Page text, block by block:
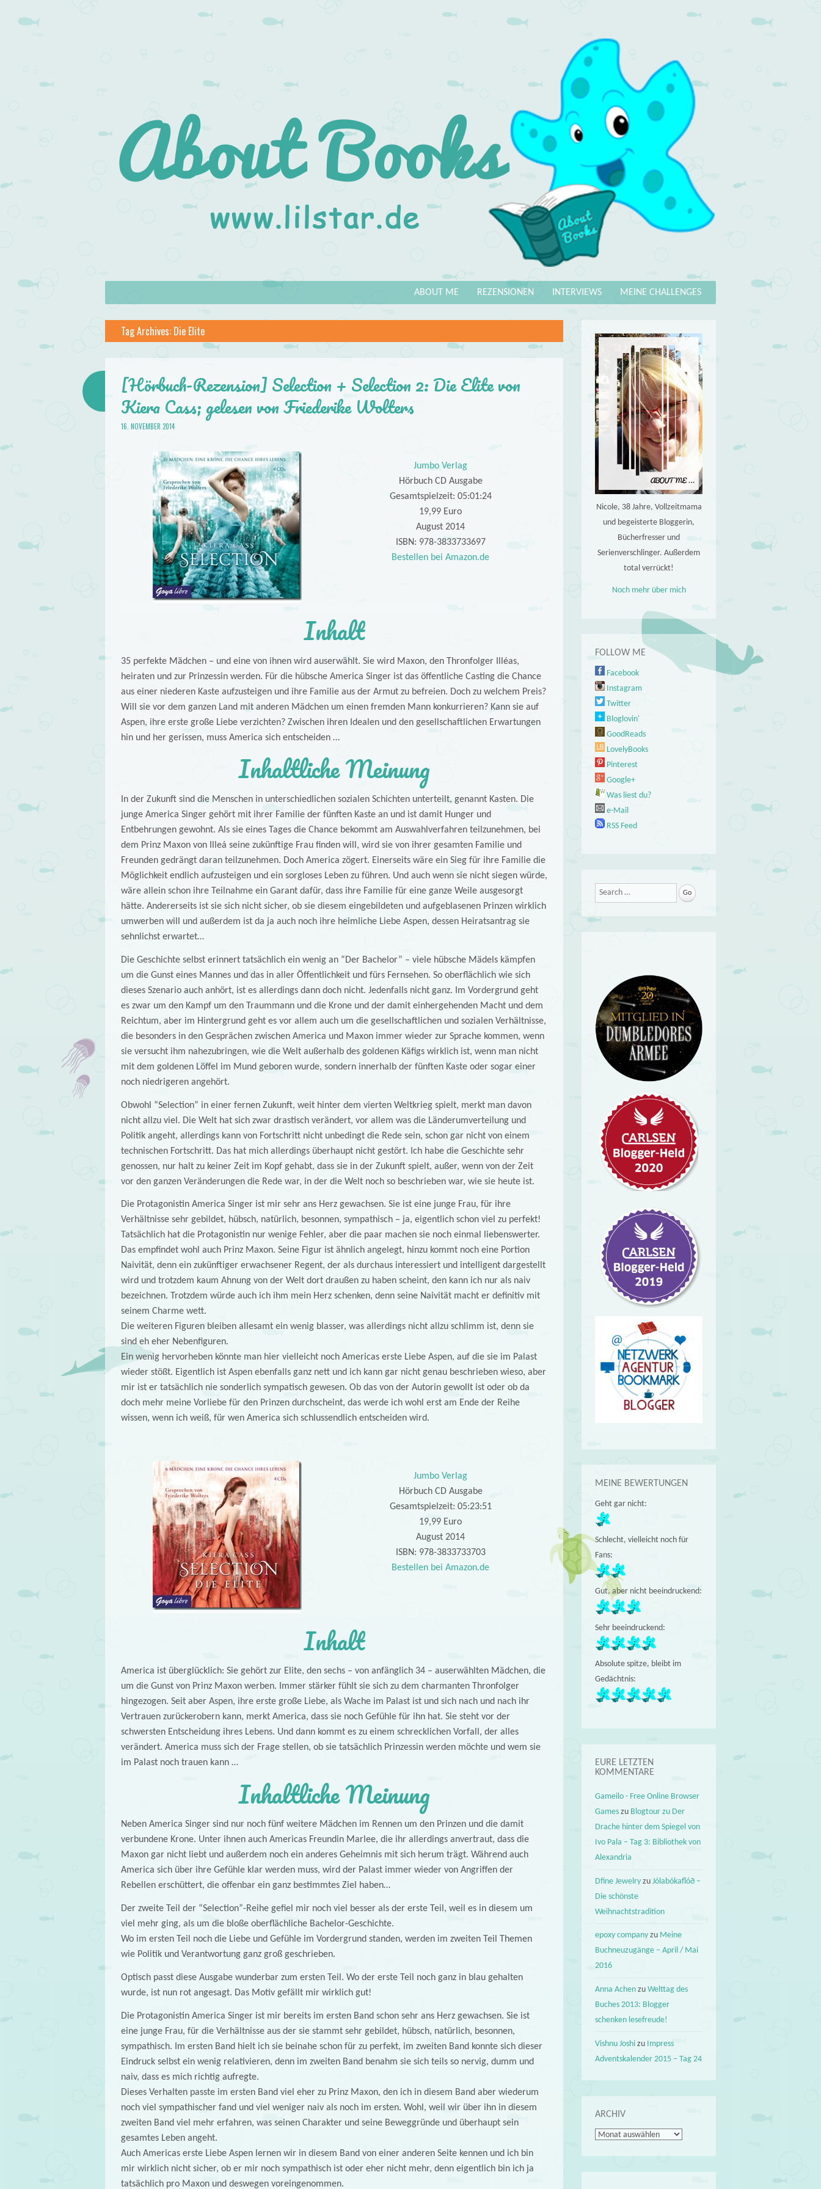
About
Books
Menu MEINE CHALLENGES
INTERVIEWS
REZENSIONEN
ABOUT ME
Tag Archives: Die Elite
[Hörbuch-Rezension] Selection + Selection 2: Die Elite von
Kiera Cass; gelesen von Friederike Wolters
16. NOVEMBER 2014
Jumbo Verlag
Hörbuch CD Ausgabe
Gesamtspielzeit: 05:01:24
19,99 Euro
August 2014
ISBN: 978-3833733697
Bestellen bei Amazon.de
Inhalt
35 perfekte Mädchen – und eine von ihnen wird auserwählt. Sie wird Maxon, den Thronfolger Illéas,
heiraten und zur Prinzessin werden. Für die hübsche America Singer ist das öffentliche Casting die Chance
aus einer niederen Kaste aufzusteigen und ihre Familie aus der Armut zu befreien. Doch zu welchem Preis?
Will sie vor dem ganzen Land mit anderen Mädchen um einen fremden Mann konkurrieren? Kann sie auf
Aspen, ihre erste große Liebe verzichten? Zwischen ihren Idealen und den gesellschaftlichen Erwartungen
hin und her gerissen, muss America sich entscheiden …
Inhaltliche Meinung
In der Zukunft sind die Menschen in unterschiedlichen sozialen Schichten unterteilt, genannt Kasten. Die
junge America Singer gehört mit ihrer Familie der fünften Kaste an und ist damit Hunger und
Entbehrungen gewohnt. Als sie eines Tages die Chance bekommt am Auswahlverfahren teilzunehmen, bei
dem Prinz Maxon von Illeá seine zukünftige Frau finden will, wird sie von ihrer gesamten Familie und
Freunden gedrängt daran teilzunehmen. Doch America zögert. Einerseits wäre ein Sieg für ihre Familie die
Möglichkeit endlich aufzusteigen und ein sorgloses Leben zu führen. Und auch wenn sie nicht siegen würde,
wäre allein schon ihre Teilnahme ein Garant dafür, dass ihre Familie für eine ganze Weile ausgesorgt
hätte. Andererseits ist sie sich nicht sicher, ob sie diesem eingebildeten und aufgeblasenen Prinzen wirklich
umwerben will und außerdem ist da ja auch noch ihre heimliche Liebe Aspen, dessen Heiratsantrag sie
sehnlichst erwartet…
Die Geschichte selbst erinnert tatsächlich ein wenig an “Der Bachelor” – viele hübsche Mädels kämpfen
um die Gunst eines Mannes und das in aller Öffentlichkeit und fürs Fernsehen. So oberflächlich wie sich
dieses Szenario auch anhört, ist es allerdings dann doch nicht. Jedenfalls nicht ganz. Im Vordergrund geht
es zwar um den Kampf um den Traummann und die Krone und der damit einhergehenden Macht und dem
Reichtum, aber im Hintergrund geht es vor allem auch um die gesellschaftlichen und sozialen Verhältnisse,
die besonders in den Gesprächen zwischen America und Maxon immer wieder zur Sprache kommen, wenn
sie versucht ihm nahezubringen, wie die Welt außerhalb des goldenen Käfigs wirklich ist, wenn man nicht
mit dem goldenen Löffel im Mund geboren wurde, sondern innerhalb der fünften Kaste oder sogar einer
noch niedrigeren angehört.
Obwohl “Selection” in einer fernen Zukunft, weit hinter dem vierten Weltkrieg spielt, merkt man davon
nicht allzu viel. Die Welt hat sich zwar drastisch verändert, vor allem was die Länderumverteilung und
Politik angeht, allerdings kann von Fortschritt nicht unbedingt die Rede sein, schon gar nicht von einem
technischen Fortschritt. Das hat mich allerdings überhaupt nicht gestört. Ich habe die Geschichte sehr
genossen, nur halt zu keiner Zeit im Kopf gehabt, dass sie in der Zukunft spielt, außer, wenn von der Zeit
vor den ganzen Veränderungen die Rede war, in der die Welt noch so beschrieben war, wie sie heute ist.
Die Protagonistin America Singer ist mir sehr ans Herz gewachsen. Sie ist eine junge Frau, für ihre
Verhältnisse sehr gebildet, hübsch, natürlich, besonnen, sympathisch – ja, eigentlich schon viel zu perfekt!
Tatsächlich hat die Protagonistin nur wenige Fehler, aber die paar machen sie noch einmal liebenswerter.
Das empfindet wohl auch Prinz Maxon. Seine Figur ist ähnlich angelegt, hinzu kommt noch eine Portion
Naivität, denn ein zukünftiger erwachsener Regent, der als durchaus interessiert und intelligent dargestellt
wird und trotzdem kaum Ahnung von der Welt dort draußen zu haben scheint, den kann ich nur als naiv
bezeichnen. Trotzdem würde auch ich ihm mein Herz schenken, denn seine Naivität macht er definitiv mit
seinem Charme wett.
Die weiteren Figuren bleiben allesamt ein wenig blasser, was allerdings nicht allzu schlimm ist, denn sie
sind eh eher Nebenfiguren.
Ein wenig hervorheben könnte man hier vielleicht noch Americas erste Liebe Aspen, auf die sie im Palast
wieder stößt. Eigentlich ist Aspen ebenfalls ganz nett und ich kann gar nicht genau beschrieben wieso, aber
mir ist er tatsächlich nie sonderlich sympatisch gewesen. Ob das von der Autorin gewollt ist oder ob da
doch mehr meine Vorliebe für den Prinzen durchscheint, das werde ich wohl erst am Ende der Reihe
wissen, wenn ich weiß, für wen America sich schlussendlich entscheiden wird.
Jumbo Verlag
Hörbuch CD Ausgabe
Gesamtspielzeit: 05:23:51
19,99 Euro
August 2014
ISBN: 978-3833733703
Bestellen bei Amazon.de
Inhalt
America ist überglücklich: Sie gehört zur Elite, den sechs – von anfänglich 34 – auserwählten Mädchen, die
um die Gunst von Prinz Maxon werben. Immer stärker fühlt sie sich zu dem charmanten Thronfolger
hingezogen. Seit aber Aspen, ihre erste große Liebe, als Wache im Palast ist und sich nach und nach ihr
Vertrauen zurückerobern kann, merkt America, dass sie noch Gefühle für ihn hat. Sie steht vor der
schwersten Entscheidung ihres Lebens. Und dann kommt es zu einem schrecklichen Vorfall, der alles
verändert. America muss sich der Frage stellen, ob sie tatsächlich Prinzessin werden möchte und wem sie
im Palast noch trauen kann …
Inhaltliche Meinung
Neben America Singer sind nur noch fünf weitere Mädchen im Rennen um den Prinzen und die damit
verbundene Krone. Unter ihnen auch Americas Freundin Marlee, die ihr allerdings anvertraut, dass die
Maxon gar nicht liebt und außerdem noch ein anderes Geheimnis mit sich herum trägt. Während auch
America sich über ihre Gefühle klar werden muss, wird der Palast immer wieder von Angriffen der
Rebellen erschüttert, die offenbar ein ganz bestimmtes Ziel haben…
Der zweite Teil der “Selection”-Reihe gefiel mir noch viel besser als der erste Teil, weil es in diesem um
viel mehr ging, als um die bloße oberflächliche Bachelor-Geschichte.
Wo im ersten Teil noch die Liebe und Gefühle im Vordergrund standen, werden im zweiten Teil Themen
wie Politik und Verantwortung ganz groß geschrieben.
Optisch passt diese Ausgabe wunderbar zum ersten Teil. Wo der erste Teil noch ganz in blau gehalten
wurde, ist nun rot angesagt. Das Motiv gefällt mir wirklich gut!
Die Protagonistin America Singer ist mir bereits im ersten Band schon sehr ans Herz gewachsen. Sie ist
eine junge Frau, für die Verhältnisse aus der sie stammt sehr gebildet, hübsch, natürlich, besonnen,
sympathisch. Im ersten Band hielt ich sie beinahe schon für zu perfekt, im zweiten Band konnte sich dieser
Eindruck selbst ein wenig relativieren, denn im zweiten Band benahm sie sich teils so nervig, dumm und
naiv, dass es mich richtig aufregte.
Dieses Verhalten passte im ersten Band viel eher zu Prinz Maxon, den ich in diesem Band aber wiederum
noch viel sympathischer fand und viel weniger naiv als noch im ersten. Wohl, weil wir über ihn in diesem
zweiten Band viel mehr erfahren, was seinen Charakter und seine Beweggründe und überhaupt sein
gesamtes Leben angeht.
Auch Americas erste Liebe Aspen lernen wir in diesem Band von einer anderen Seite kennen und ich bin
mir wirklich nicht sicher, ob er mir noch sympathisch ist oder eher nicht mehr, denn eigentlich bin ich ja
tatsächlich pro Maxon und deswegen voreingenommen.
Nicole, 38 Jahre, Vollzeitmama
und begeisterte Bloggerin,
Bücherfresser und
Serienverschlinger. Außerdem
total verrückt!
Noch mehr über mich
FOLLOW ME
Facebook
Instagram
Twitter
Bloglovin'
GoodReads
LovelyBooks
Pinterest
Google+
Was liest du?
e-Mail
RSS Feed
Search
MEINE BEWERTUNGEN
Geht gar nicht:
Schlecht, vielleicht noch für
Fans:
Gut, aber nicht beeindruckend:
Sehr beeindruckend:
Absolute spitze, bleibt im
Gedächtnis:
EURE LETZTEN
KOMMENTARE
Gameilo - Free Online Browser
Games zu Blogtour zu Der
Drache hinter dem Spiegel von
Ivo Pala – Tag 3: Bibliothek von
Alexandria
Dfine Jewelry zuJólabókaflóð –
Die schönste
Weihnachtstradition
epoxy company zu Meine
Buchneuzugänge – April / Mai
2016
Anna Achen zuWelttag des
Buches 2013: Blogger
schenken lesefreude!
Vishnu Joshi zu Impress
Adventskalender 2015 – Tag 24
ARCHIV
Archiv